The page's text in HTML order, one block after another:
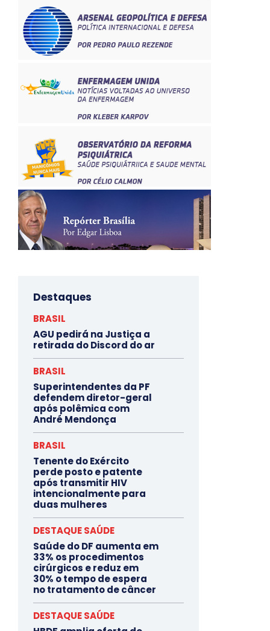
Destaques
BRASIL
AGU pedirá na Justiça a
retirada do Discord do ar
BRASIL
Superintendentes da PF
defendem diretor-geral
após polêmica com
André Mendonça
BRASIL
Tenente do Exército
perde posto e patente
após transmitir HIV
intencionalmente para
duas mulheres
DESTAQUE SAÚDE
Saúde do DF aumenta em
33% os procedimentos
cirúrgicos e reduz em
30% o tempo de espera
no tratamento de câncer
DESTAQUE SAÚDE